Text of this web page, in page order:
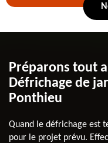
Préparons tout
Défrichage de
Ponthieu
Quand le défrichage est
pour le projet prévu.